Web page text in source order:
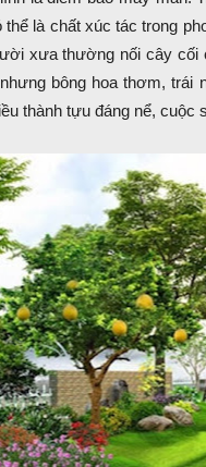
là chất xúc tác trong
xưa thường nối cây cối
bông hoa thơm, trái
thành tựu đáng nể, cuộc